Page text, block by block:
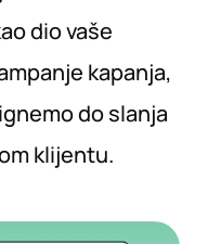
dio vaše
kapanja,
do slanja
klijentu.